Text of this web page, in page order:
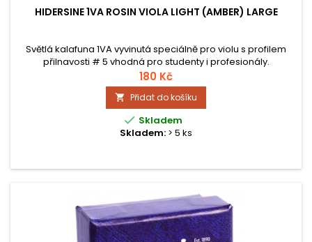
HIDERSINE 1VA ROSIN VIOLA LIGHT (AMBER) LARGE
Světlá kalafuna 1VA vyvinutá speciálně pro violu s profilem
přilnavosti # 5 vhodná pro studenty i profesionály.
180 Kč
 Přidat do košíku
 Skladem
Skladem: > 5 ks